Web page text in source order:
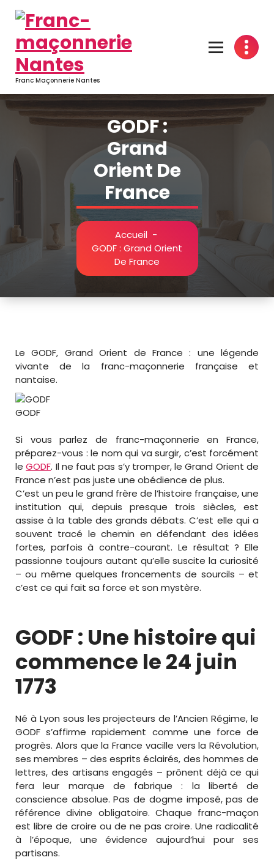
contenu
Franc Maçonnerie Nantes
GODF :
Grand
Orient De
France
Accueil-
GODF : Grand Orient
De France
Le GODF, Grand Orient de France : une légende
vivante de la franc-maçonnerie française et
nantaise.
GODF
Si vous parlez de franc-maçonnerie en France,
préparez-vous : le nom qui va surgir, c’est forcément
leGODF. Il ne faut pas s’y tromper, le Grand Orient de
France n’est pas juste une obédience de plus.
C’est un peu le grand frère de l’histoire française, une
institution qui, depuis presque trois siècles, est
assise à la table des grands débats. C’est elle qui a
souvent tracé le chemin en défendant des idées
fortes, parfois à contre-courant. Le résultat ? Elle
passionne toujours autant qu’elle suscite la curiosité
– ou même quelques froncements de sourcils – et
c’est ce qui fait sa force et son mystère.
GODF : Une histoire qui
commence le 24 juin
1773
Né à Lyon sous les projecteurs de l’Ancien Régime, le
GODF s’affirme rapidement comme une force de
progrès. Alors que la France vacille vers la Révolution,
ses membres – des esprits éclairés, des hommes de
lettres, des artisans engagés – prônent déjà ce qui
fera leur marque de fabrique : la liberté de
conscience absolue. Pas de dogme imposé, pas de
référence divine obligatoire. Chaque franc-maçon
est libre de croire ou de ne pas croire. Une radicalité
à l’époque, une évidence aujourd’hui pour ses
partisans.